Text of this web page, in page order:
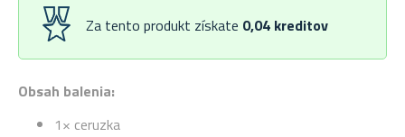
Obsah balenia:
1× ceruzka
Za tento produkt získate 0,04 kreditov